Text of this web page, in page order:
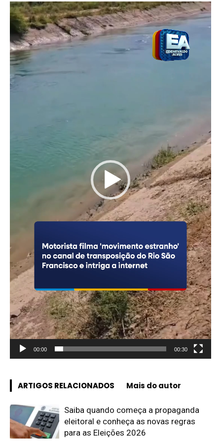
Tocador
de
vídeo
00:00 00:30
ARTIGOS RELACIONADOS Mais do autor
Saiba quando começa a propaganda
eleitoral e conheça as novas regras
para as Eleições 2026